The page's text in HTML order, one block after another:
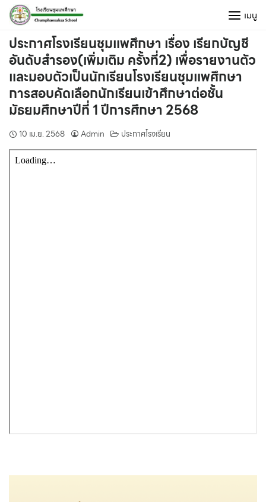
Skip
content
เมนู
ประกาศโรงเรียนชุมแพศึกษา เรื่อง เรียกบัญชี
อันดับสำรอง(เพิ่มเติม ครั้งที่2) เพื่อรายงานตัว
และมอบตัวเป็นนักเรียนโรงเรียนชุมแพศึกษา
การสอบคัดเลือกนักเรียนเข้าศึกษาต่อชั้น
มัธยมศึกษาปีที่ 1 ปีการศึกษา 2568
10 เม.ย. 2568 Admin ประกาศโรงเรียน